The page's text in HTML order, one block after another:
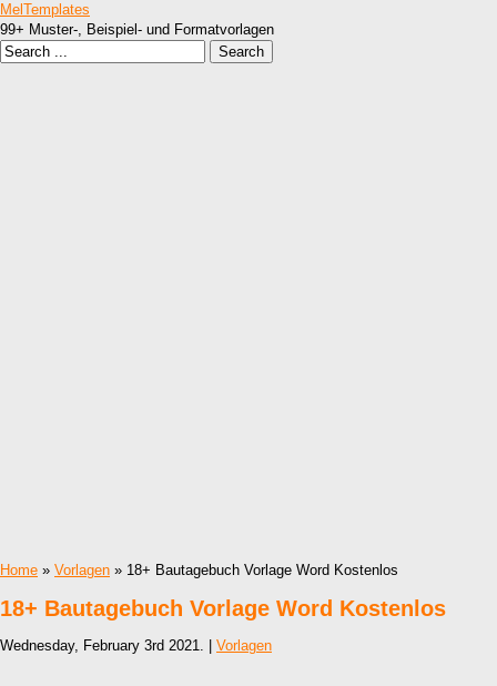
MelTemplates
99+ Muster-, Beispiel- und Formatvorlagen
Home » Vorlagen » 18+ Bautagebuch Vorlage Word Kostenlos
18+ Bautagebuch Vorlage Word Kostenlos
Wednesday, February 3rd 2021. | Vorlagen